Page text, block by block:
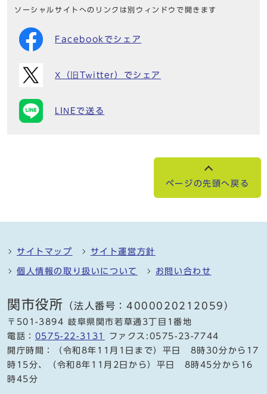
ソーシャルサイトへのリンクは別ウィンドウで開きます
Facebookでシェア
X（旧Twitter）でシェア
LINEで送る
ページの先頭へ戻る
サイトマップ サイト運営方針
個人情報の取り扱いについて お問い合わせ
関市役所 （法人番号：4000020212059）
〒501-3894 岐阜県関市若草通3丁目1番地
電話： 0575-22-3131
ファクス:0575-23-7744
開庁時間：（令和8年11月1日まで）平日 8時30分から17
時15分、（令和8年11月2日から）平日 8時45分から16
時45分